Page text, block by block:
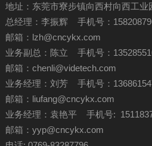
地址：东莞市寮步镇向西村向西工业
总经理：李振辉 手机号：
邮箱： lzh@cncykx.com
业务副总：陈立 手机号：
邮箱： chenli@videtech.com
业务经理：刘芳 手机号：
邮箱： liufang@cncykx.com
业务经理：袁艳平 手机号:
邮箱： yyp@cncykx.com